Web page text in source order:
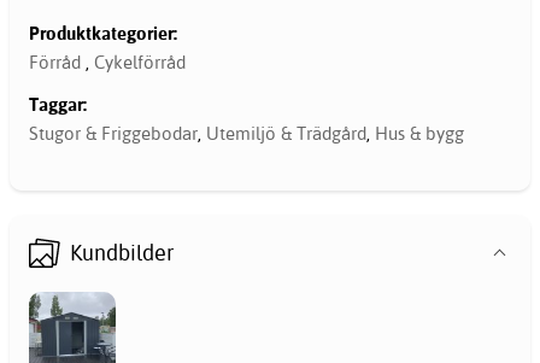
Produktkategorier:
Förråd , Cykelförråd
Taggar:
Stugor & Friggebodar, Utemiljö & Trädgård, Hus & bygg
Kundbilder